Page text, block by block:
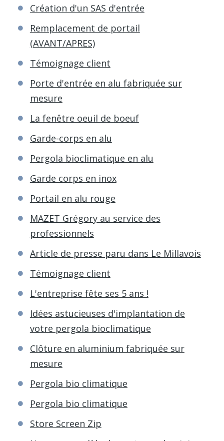
Création d'un SAS d'entrée
Remplacement de portail
(AVANT/APRES)
Témoignage client
Porte d'entrée en alu fabriquée sur
mesure
La fenêtre oeuil de boeuf
Garde-corps en alu
Pergola bioclimatique en alu
Garde corps en inox
Portail en alu rouge
MAZET Grégory au service des
professionnels
Article de presse paru dans Le Millavois
Témoignage client
L'entreprise fête ses 5 ans !
Idées astucieuses d'implantation de
votre pergola bioclimatique
Clôture en aluminium fabriquée sur
mesure
Pergola bio climatique
Pergola bio climatique
Store Screen Zip